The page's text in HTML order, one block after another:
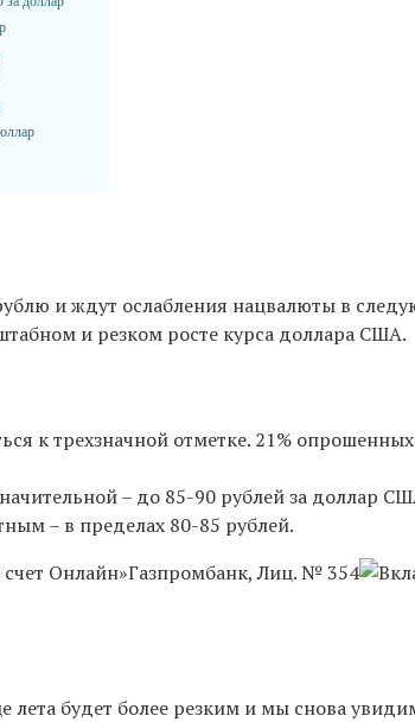
и ждут ослабления нацвалюты в
и резком росте курса доллара США.
к трехзначной отметке. 21%
– до 85-90 рублей за доллар
– в пределах 80-85 рублей.
Онлайн»Газпромбанк, Лиц. № 354
лета будет более резким и мы снова